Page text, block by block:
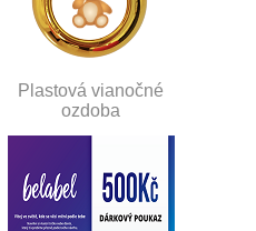
Plastová vianočné
ozdoba